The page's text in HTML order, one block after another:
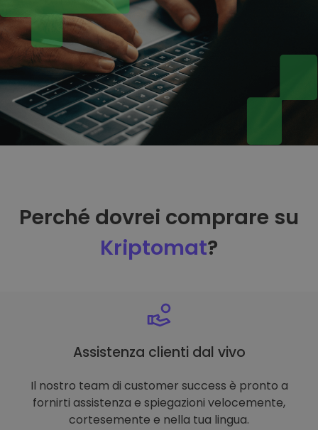
Perché dovrei comprare su
Kriptomat?
Assistenza clienti dal vivo
Il nostro team di customer success è pronto a
fornirti assistenza e spiegazioni velocemente,
cortesemente e nella tua lingua.